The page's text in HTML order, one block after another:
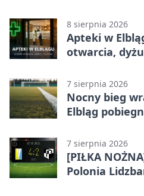
8 sierpnia 2026
Apteki w
otwarcia,
7 sierpnia 2026
Nocny bieg
Elbląg
7 sierpnia 2026
[PIŁKA
Polonia